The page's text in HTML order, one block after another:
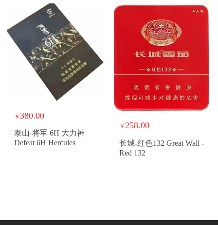
RESERVA LIMITED
EDITION 2021
￥ 380.00
泰山-将军 6H 大力神
Defeat 6H Hercules
￥ 258.00
长城-红色132 Great Wall -
Red 132